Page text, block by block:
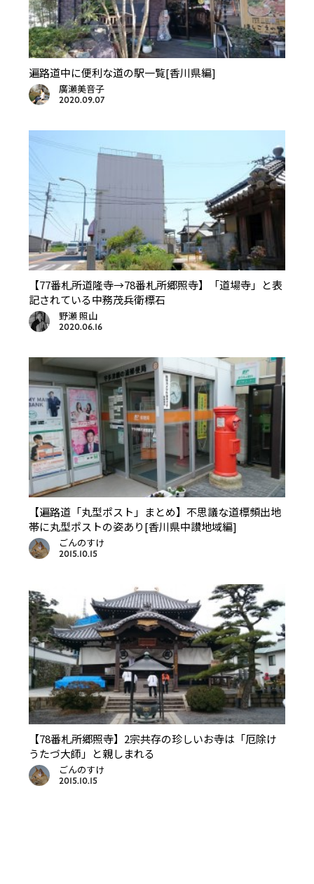
遍路道中に便利な道の駅一覧[香川県編]
廣瀬美音子
2020.09.07
【77番札所道隆寺→78番札所郷照寺】「道場寺」と表
記されている中務茂兵衛標石
野瀬 照山
2020.06.16
【遍路道「丸型ポスト」まとめ】不思議な道標頻出地
帯に丸型ポストの姿あり[香川県中讃地域編]
ごんのすけ
2015.10.15
【78番札所郷照寺】2宗共存の珍しいお寺は「厄除け
うたづ大師」と親しまれる
ごんのすけ
2015.10.15